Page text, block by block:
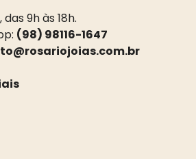
9h às 18h.
(98) 98116-1647